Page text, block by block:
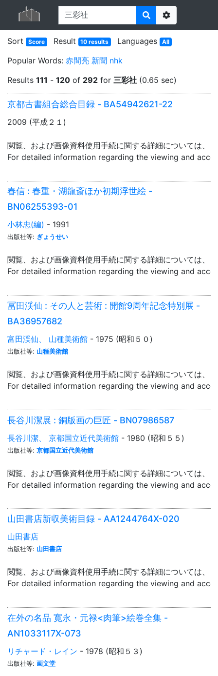
Options
Sort
Score Result 10 results Languages All
Popular Words: 赤間亮 新聞 nhk
Results 111 - 120 of 292 for 三彩社 (0.65 sec)
京都古書組合総合目録 - BA54942621-22
2009 (平成２１)
閲覧、および画像資料使用手続に関する詳細については、「
For detailed information regarding the viewing and
春信 : 春重・湖龍斎ほか初期浮世絵 -
BN06255393-01
小林忠(編) - 1991
出版社等: ぎょうせい
閲覧、および画像資料使用手続に関する詳細については、「
For detailed information regarding the viewing and
冨田渓仙 : その人と芸術 : 開館9周年記念特別展 -
BA36957682
富田渓仙、 山種美術館 - 1975 (昭和５０)
出版社等: 山種美術館
閲覧、および画像資料使用手続に関する詳細については、「
For detailed information regarding the viewing and
長谷川潔展 : 銅版画の巨匠 - BN07986587
長谷川潔、 京都国立近代美術館 - 1980 (昭和５５)
出版社等: 京都国立近代美術館
閲覧、および画像資料使用手続に関する詳細については、「
For detailed information regarding the viewing and
山田書店新収美術目録 - AA1244764X-020
山田書店
出版社等: 山田書店
閲覧、および画像資料使用手続に関する詳細については、「
For detailed information regarding the viewing and
在外の名品 寛永・元禄<肉筆>絵巻全集 -
AN1033117X-073
リチャード・レイン - 1978 (昭和５３)
出版社等: 画文堂